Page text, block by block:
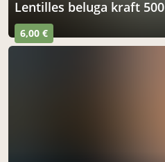
lentilles beluga kraft 500
6,00 €